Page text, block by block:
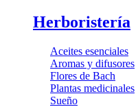
Herboristería
Aceites esenciales
Aromas y difusores
Flores de Bach
Plantas medicinales
Sueño